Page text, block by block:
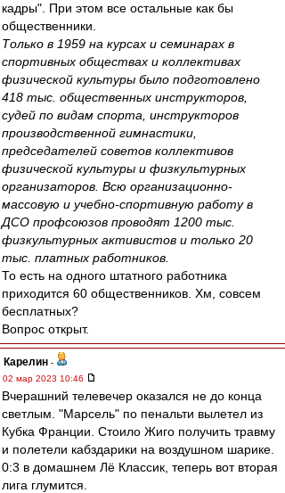
кадры". При этом все остальные как бы
общественники.
Только в 1959 на курсах и семинарах в
спортивных обществах и коллективах
физической культуры было подготовлено
418 тыс. общественных инструкторов,
судей по видам спорта, инструкторов
производственной гимнастики,
председателей советов коллективов
физической культуры и физкультурных
организаторов. Всю организационно-
массовую и учебно-спортивную работу в
ДСО профсоюзов проводят 1200 тыс.
физкультурных активистов и только 20
тыс. платных работников.
То есть на одного штатного работника
приходится 60 общественников. Хм, совсем
бесплатных?
Вопрос открыт.
Карелин -
02 мар 2023 10:46
Вчерашний телевечер оказался не до конца
светлым. "Марсель" по пенальти вылетел из
Кубка Франции. Стоило Жиго получить травму
и полетели кабздарики на воздушном шарике.
0:3 в домашнем Лё Классик, теперь вот вторая
лига глумится.